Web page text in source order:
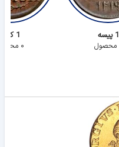
1 پیسه 1 کش
۰ محصول